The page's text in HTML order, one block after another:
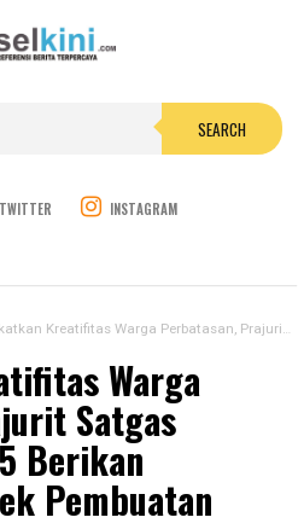
SEARCH
TWITTER INSTAGRAM
Warga Perbatasan, Prajurit Satgas Pamtas Yonif 125 Berikan Pelatihan Praktek Pembuatan Tempe
Warga
Satgas
Berikan
Pembuatan